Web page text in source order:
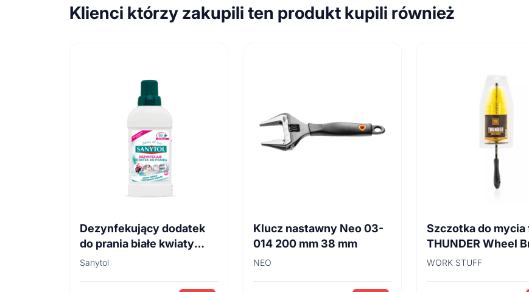
Klienci którzy zakupili ten produkt kupili również
Dezynfekujący dodatek
do prania białe kwiaty
500ml
Sanytol
Klucz nastawny Neo 03-
014 200 mm 38 mm
NEO
Szczotka do mycia
THUNDER Wheel
45cm
WORK STUFF